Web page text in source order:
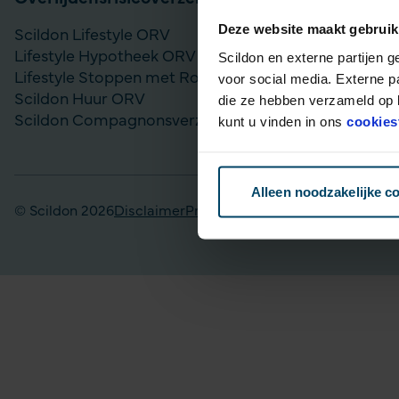
Deze website maakt
Scildon en externe partijen
voor social media. Externe
die ze hebben verzameld
kunt u vinden in ons
Alleen noodzakelijke
Scildon Lifestyle ORV
Lifestyle Hypotheek ORV
Lifestyle Stoppen met Roken ORV
Scildon Huur ORV
Scildon Compagnonsverzekering
Vergelijk
Gouden
Lijfrente
Particulier
Scildon
© Scildon 2026Disclaimer Privacy statement